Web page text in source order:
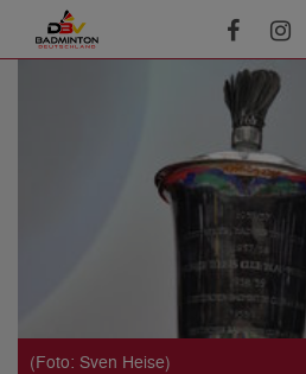
(Foto: Sven Heise)